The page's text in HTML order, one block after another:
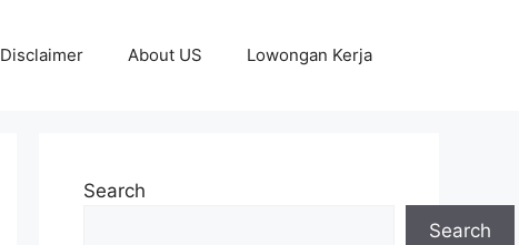
Disclaimer About US Lowongan Kerja
Search
Search